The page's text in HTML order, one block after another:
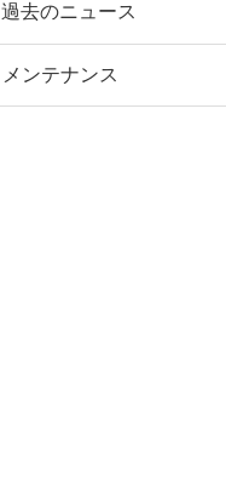
過去のニュース
メンテナンス